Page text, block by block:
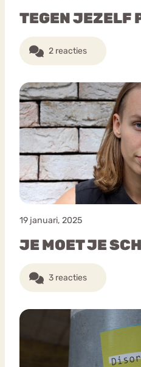
TEGEN JEZELF
2 reacties
19 januari, 2025
JE MOET JE
3 reacties